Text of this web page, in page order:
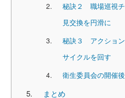
秘訣２ 職場巡視
見交換を円滑に
秘訣３ アクション
サイクルを回す
衛生委員会の開催
まとめ